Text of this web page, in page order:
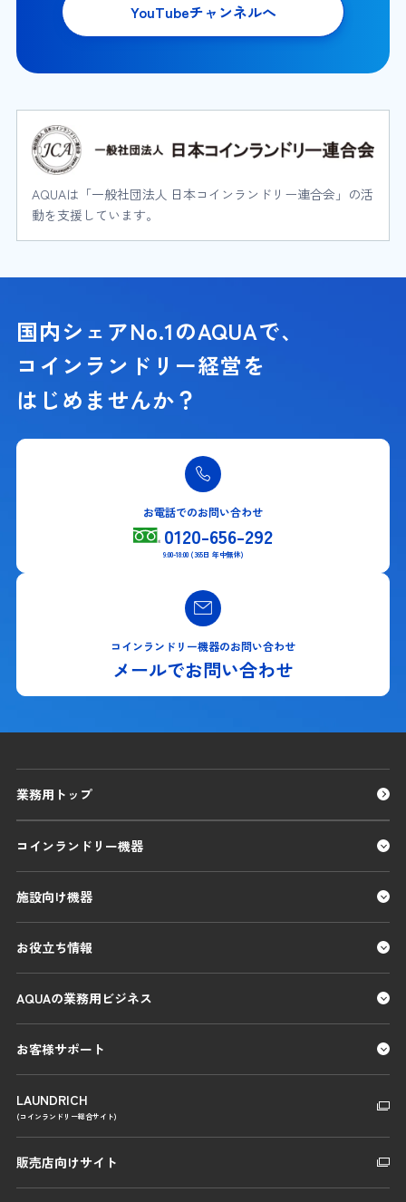
YouTubeチャンネルへ
AQUAは「一般社団法人 日本コインランドリー連合会」の活
動を支援しています。
国内シェアNo.1のAQUAで、
コインランドリー経営を
はじめませんか？
お電話でのお問い合わせ
0120-656-292
9:00-18:00 (365日 年中無休)
コインランドリー機器のお問い合わせ
メールでお問い合わせ
業務用トップ
コインランドリー機器
施設向け機器
お役立ち情報
AQUAの業務用ビジネス
お客様サポート
LAUNDRICH
(コインランドリー総合サイト)
販売店向けサイト